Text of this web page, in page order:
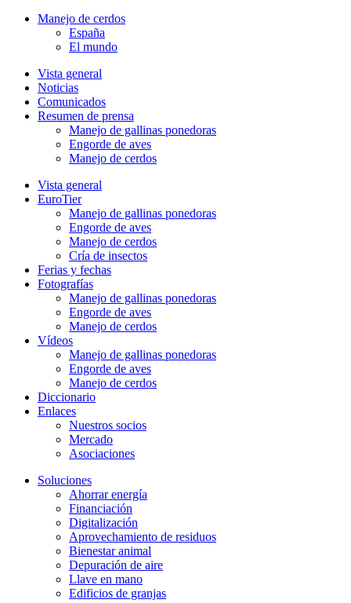
Manejo de cerdos
España
El mundo
Vista general
Noticias
Comunicados
Resumen de prensa
Manejo de gallinas ponedoras
Engorde de aves
Manejo de cerdos
Vista general
EuroTier
Manejo de gallinas ponedoras
Engorde de aves
Manejo de cerdos
Cría de insectos
Ferias y fechas
Fotografías
Manejo de gallinas ponedoras
Engorde de aves
Manejo de cerdos
Vídeos
Manejo de gallinas ponedoras
Engorde de aves
Manejo de cerdos
Diccionario
Enlaces
Nuestros socios
Mercado
Asociaciones
Soluciones
Ahorrar energía
Financiación
Digitalización
Aprovechamiento de residuos
Bienestar animal
Depuración de aire
Llave en mano
Edificios de granjas